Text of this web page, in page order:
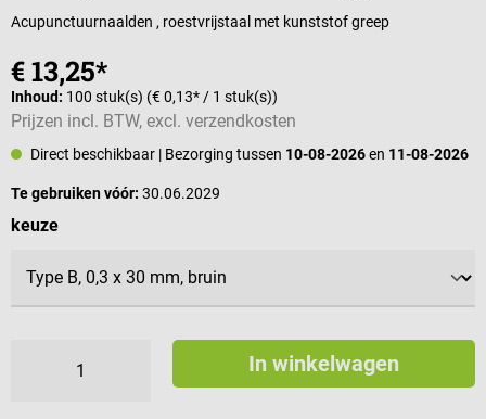
Acupunctuurnaalden , roestvrijstaal met kunststof greep
€ 13,25*
Inhoud: 100 stuk(s) (€ 0,13* / 1 stuk(s))
Prijzen incl. BTW, excl. verzendkosten
Direct beschikbaar | Bezorging tussen 10-08-2026en 11-08-2026
Te gebruiken vóór: 30.06.2029
Selecteer
keuze
In winkelwagen